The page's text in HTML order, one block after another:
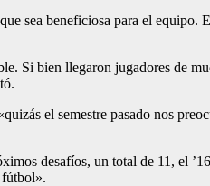
sea beneficiosa para el equipo.
Si bien llegaron jugadores de
el semestre pasado nos
desafíos, un total de 11, el
fútbol».